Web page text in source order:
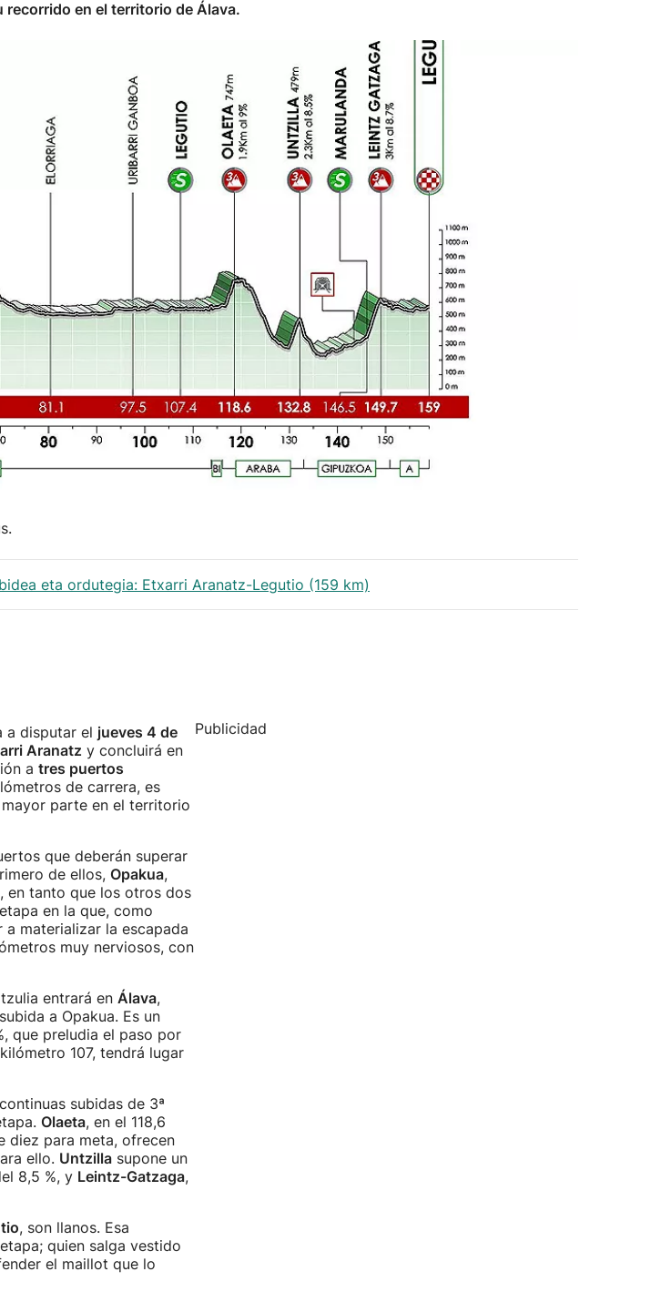
recorrido en el territorio de Álava.
eta ordutegia: Etxarri Aranatz-Legutio (159 km)
a disputar el jueves 4 de
Aranatz y concluirá en
a tres puertos
de carrera, es
parte en el territorio
que deberán superar
de ellos, Opakua,
en tanto que los otros dos
en la que, como
materializar la escapada
muy nerviosos, con
entrará en Álava,
a Opakua. Es un
que preludia el paso por
107, tendrá lugar
subidas de 3ª
Olaeta, en el 118,6
diez para meta, ofrecen
ello. Untzilla supone un
8,5 %, y Leintz-Gatzaga,
, son llanos. Esa
quien salga vestido
el maillot que lo
Publicidad